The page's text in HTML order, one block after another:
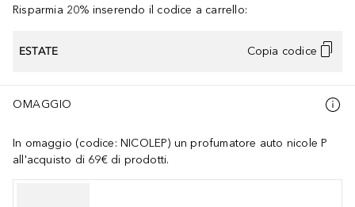
Risparmia 20% inserendo il codice a carrello:
ESTATE Copia codice
OMAGGIO
In omaggio (codice: NICOLEP) un profumatore auto nicole P
all'acquisto di 69€ di prodotti.